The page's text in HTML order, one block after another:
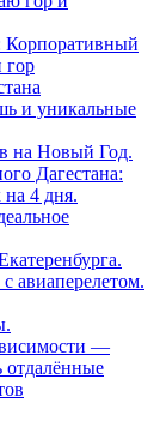
Корпоративный
гор
и уникальные
на Новый Год.
Дагестана:
4 дня.
авиаперелетом.
—
отдалённые